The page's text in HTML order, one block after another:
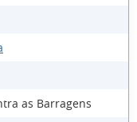
as Barragens